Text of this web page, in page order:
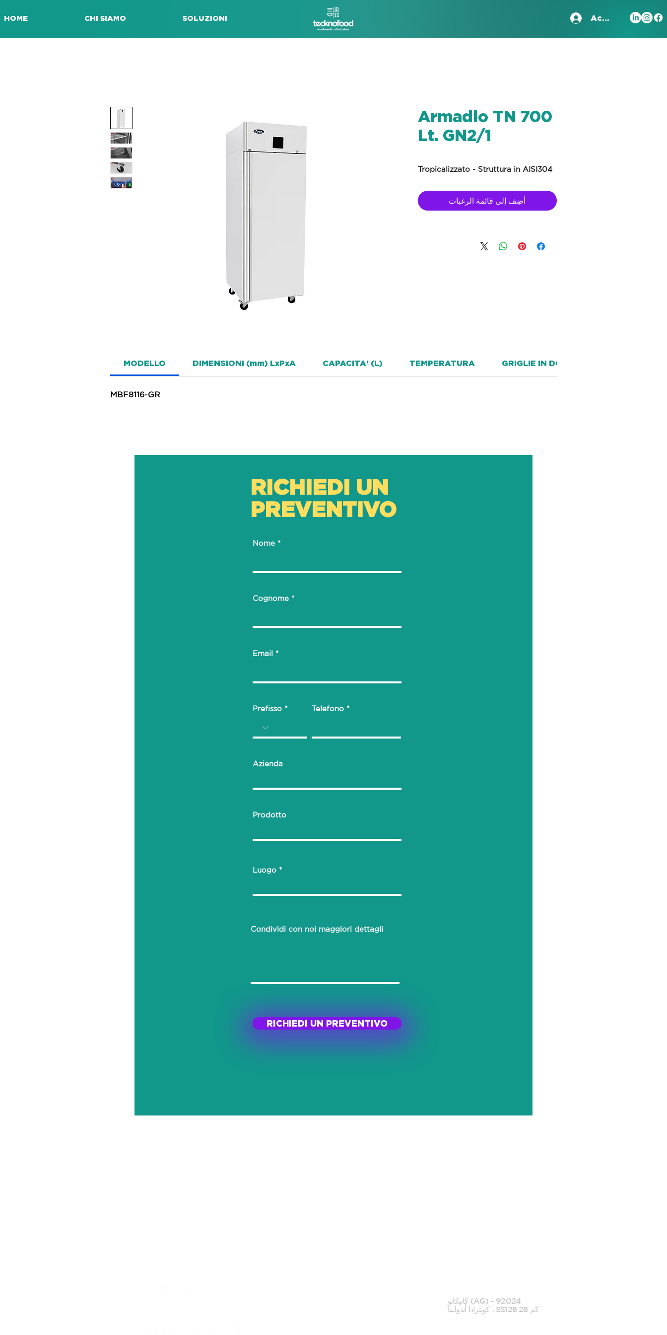
HOME CHI SIAMO SOLUZIONI Accedi
Armadio TN 700
Lt. GN2/1
Tropicalizzato - Struttura in AISI304
أضِف إلى قائمة الرغبات
MODELLO DIMENSIONI (mm) LxPxA CAPACITA' (L) TEMPERATURA GRIGLIE IN DOTAZINE PER PORTA
MBF8116-GR
RICHIEDI UN
PREVENTIVO
Nome
Cognome
Email
Prefisso Telefono
Azienda
Prodotto
Luogo
Condividi con noi maggiori dettagli
RICHIEDI UN PREVENTIVO
كانيكاتو (AG) - 92024
كونترادا أندولينا ، SS128 كم 28